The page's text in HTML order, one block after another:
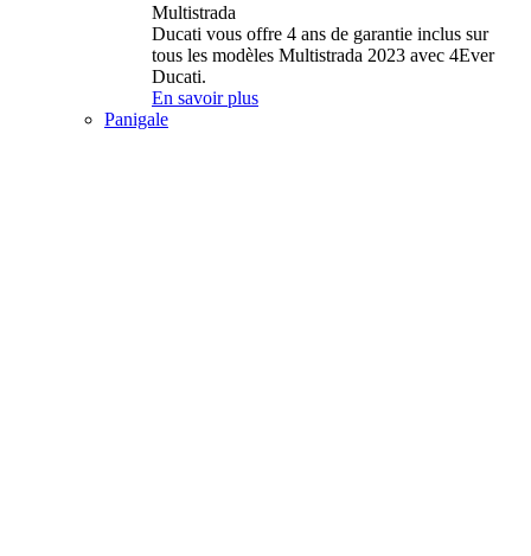
Multistrada
Ducati vous offre 4 ans de garantie inclus sur
tous les modèles Multistrada 2023 avec 4Ever
Ducati.
En savoir plus
Panigale